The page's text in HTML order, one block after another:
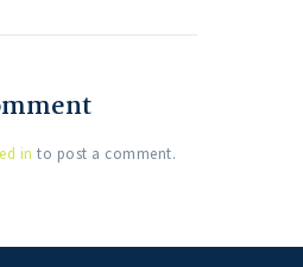
in to post a comment.